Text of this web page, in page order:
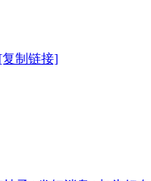
复制链接]